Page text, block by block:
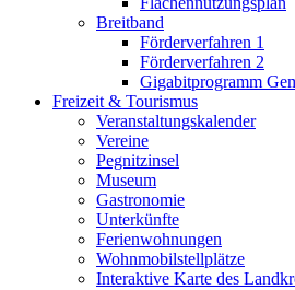
Breitband
Förderverfahren 1
Förderverfahren 2
Gigabitprogramm
Freizeit & Tourismus
Veranstaltungskalender
Vereine
Pegnitzinsel
Museum
Gastronomie
Unterkünfte
Ferienwohnungen
Wohnmobilstellplätze
Interaktive Karte des